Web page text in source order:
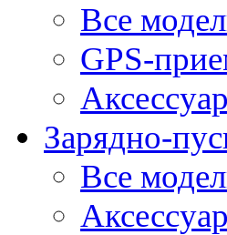
Все
GPS-
Зарядно-
Все